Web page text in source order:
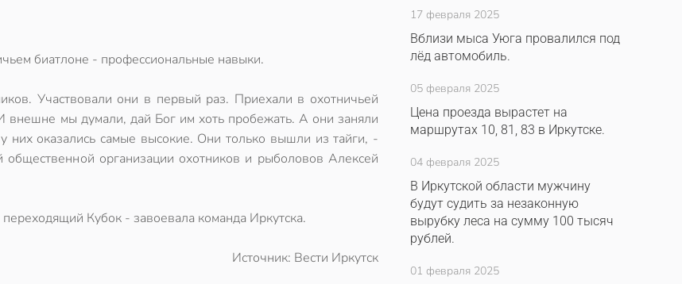
биатлоне - профессиональные навыки.
Участвовали они в первый раз. Приехали в охотничьей
внешне мы думали, дай Бог им хоть пробежать. А они заняли
них оказались самые высокие. Они только вышли из тайги, -
общественной организации охотников и рыболовов Алексей
Кубок - завоевала команда Иркутска.
Источник: Вести Иркутск
17 февраля 2025
Вблизи мыса Уюга провалился под
лёд автомобиль.
05 февраля 2025
Цена проезда вырастет на
маршрутах 10, 81, 83 в Иркутске.
04 февраля 2025
В Иркутской области мужчину
будут судить за незаконную
вырубку леса на сумму 100 тысяч
рублей.
01 февраля 2025